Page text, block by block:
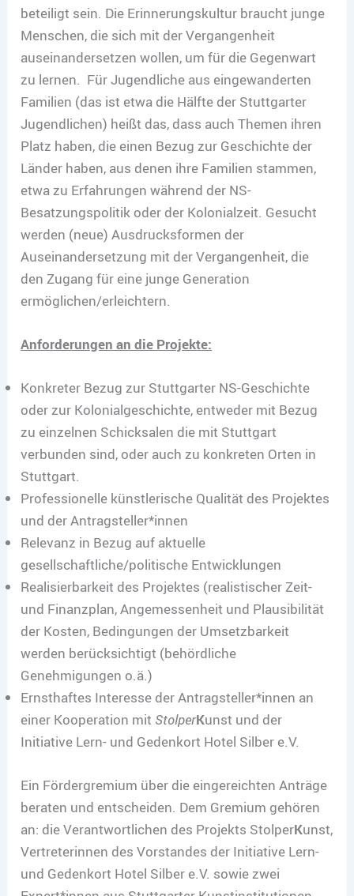
beteiligt sein. Die Erinnerungskultur braucht junge
Menschen, die sich mit der Vergangenheit
auseinandersetzen wollen, um für die Gegenwart
zu lernen. Für Jugendliche aus eingewanderten
Familien (das ist etwa die Hälfte der Stuttgarter
Jugendlichen) heißt das, dass auch Themen ihren
Platz haben, die einen Bezug zur Geschichte der
Länder haben, aus denen ihre Familien stammen,
etwa zu Erfahrungen während der NS-
Besatzungspolitik oder der Kolonialzeit. Gesucht
werden (neue) Ausdrucksformen der
Auseinandersetzung mit der Vergangenheit, die
den Zugang für eine junge Generation
ermöglichen/erleichtern.
Anforderungen an die Projekte:
Konkreter Bezug zur Stuttgarter NS-Geschichte
oder zur Kolonialgeschichte, entweder mit Bezug
zu einzelnen Schicksalen die mit Stuttgart
verbunden sind, oder auch zu konkreten Orten in
Stuttgart.
Professionelle künstlerische Qualität des Projektes
und der Antragsteller*innen
Relevanz in Bezug auf aktuelle
gesellschaftliche/politische Entwicklungen
Realisierbarkeit des Projektes (realistischer Zeit-
und Finanzplan, Angemessenheit und Plausibilität
der Kosten, Bedingungen der Umsetzbarkeit
werden berücksichtigt (behördliche
Genehmigungen o.ä.)
Ernsthaftes Interesse der Antragsteller*innen an
einer Kooperation mit StolperKunst und der
Initiative Lern- und Gedenkort Hotel Silber e.V.
Ein Fördergremium über die eingereichten Anträge
beraten und entscheiden. Dem Gremium gehören
an: die Verantwortlichen des Projekts StolperKunst,
Vertreterinnen des Vorstandes der Initiative Lern-
und Gedenkort Hotel Silber e.V. sowie zwei